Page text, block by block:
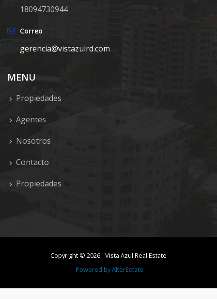
18094730944
Correo
gerencia@vistazulrd.com
MENU
Propiedades
Agentes
Nosotros
Contacto
Propiedades
Copyright © 2026-Vista Azul Real Estate
Powered byAlterEstate